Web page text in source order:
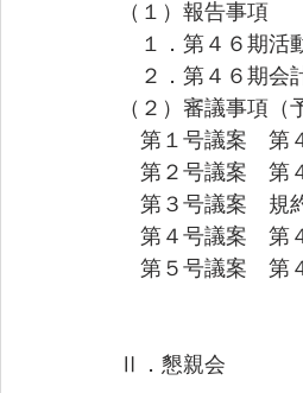
（１）報告事項
１．第４６期活
２．第４６期会
（２）審議事項（
第１号議案　第
第２号議案　第
第３号議案　規
第４号議案　第
第５号議案　第
Ⅱ．懇親会